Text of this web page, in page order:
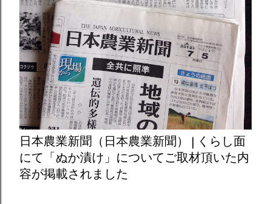
日本農業新聞（日本農業新聞） | くらし面
にて「ぬか漬け」についてご取材頂いた内
容が掲載されました